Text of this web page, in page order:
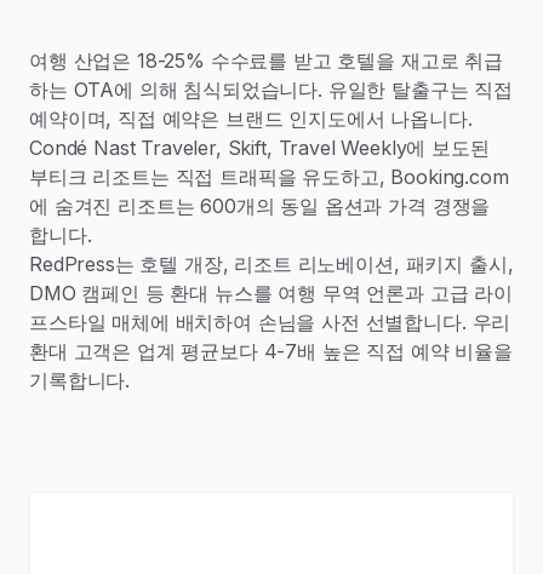
여행 산업은 18-25% 수수료를 받고 호텔을 재고로 취급
하는 OTA에 의해 침식되었습니다. 유일한 탈출구는 직접
예약이며, 직접 예약은 브랜드 인지도에서 나옵니다.
Condé Nast Traveler, Skift, Travel Weekly에 보도된
부티크 리조트는 직접 트래픽을 유도하고, Booking.com
에 숨겨진 리조트는 600개의 동일 옵션과 가격 경쟁을
합니다.
RedPress는 호텔 개장, 리조트 리노베이션, 패키지 출시,
DMO 캠페인 등 환대 뉴스를 여행 무역 언론과 고급 라이
프스타일 매체에 배치하여 손님을 사전 선별합니다. 우리
환대 고객은 업계 평균보다 4-7배 높은 직접 예약 비율을
기록합니다.